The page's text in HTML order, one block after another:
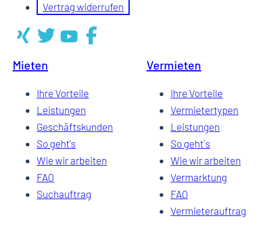
Vertrag widerrufen
Mieten
Ihre Vorteile
Leistungen
Geschäftskunden
So geht's
Wie wir arbeiten
FAQ
Suchauftrag
Vermieten
Ihre Vorteile
Vermietertypen
Leistungen
So geht`s
Wie wir arbeiten
Vermarktung
FAQ
Vermieterauftrag